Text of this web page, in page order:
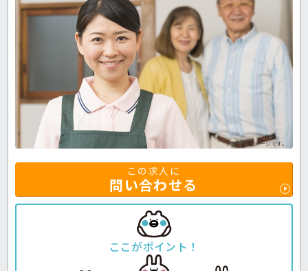
※画像はイメージです。
この求人に
問い合わせる
ここがポイント！